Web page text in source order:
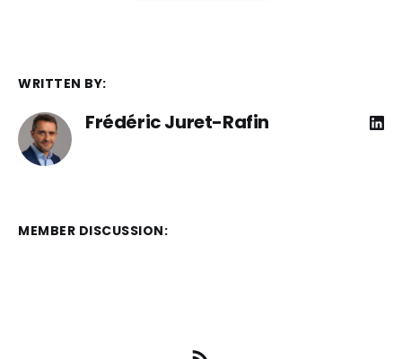
WRITTEN BY:
Frédéric Juret-Rafin
MEMBER DISCUSSION: